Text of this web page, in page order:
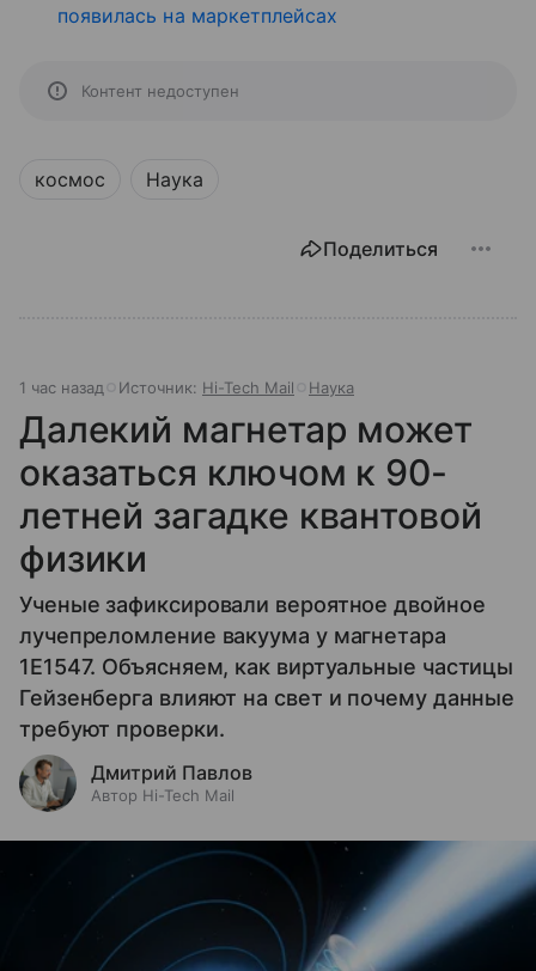
появилась на маркетплейсах
Контент недоступен
космос Наука
Поделиться
1 час назад Источник: Hi-Tech Mail Наука
Далекий магнетар может
оказаться ключом к 90-
летней загадке квантовой
физики
Ученые зафиксировали вероятное двойное
лучепреломление вакуума у магнетара
1E1547. Объясняем, как виртуальные частицы
Гейзенберга влияют на свет и почему данные
требуют проверки.
Дмитрий Павлов
Автор Hi-Tech Mail